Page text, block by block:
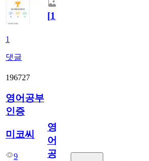
1
댓글
[1]
196727
영어공부
인증
미코씨
9
영
어
공